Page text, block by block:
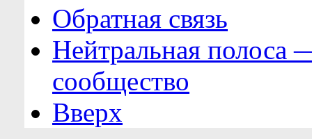
Обратная связь
Нейтральная полоса
сообщество
Вверх